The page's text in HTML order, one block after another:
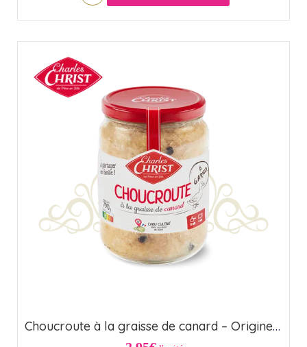
Choucroute à la graisse de canard – Origine France (85cl)